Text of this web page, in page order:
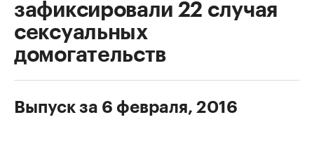
зафиксировали 22 случая
сексуальных
домогательств
Выпуск за 6 февраля, 2016